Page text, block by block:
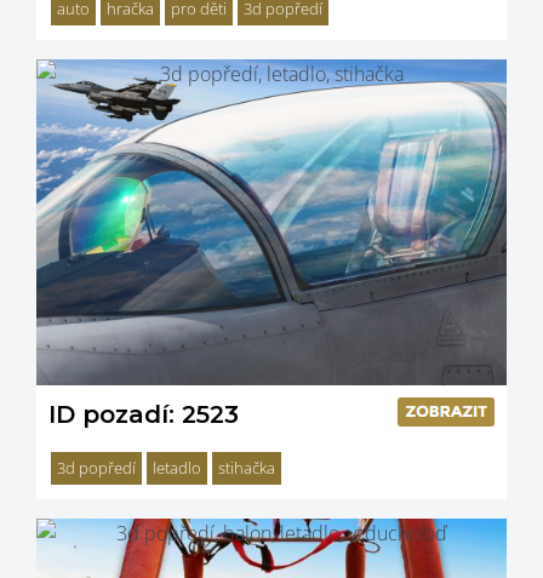
auto hračka pro děti 3d popředí
ID pozadí: 2523
3d popředí letadlo stihačka